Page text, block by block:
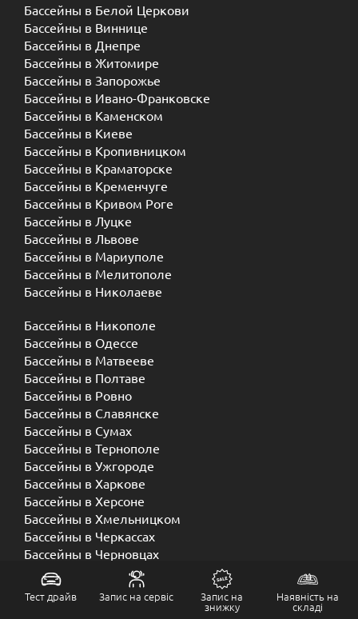
Бассейны в Белой Церкови
Бассейны в Виннице
Бассейны в Днепре
Бассейны в Житомире
Бассейны в Запорожье
Бассейны в Ивано-Франковске
Бассейны в Каменском
Бассейны в Киеве
Бассейны в Кропивницком
Бассейны в Краматорске
Бассейны в Кременчуге
Бассейны в Кривом Роге
Бассейны в Луцке
Бассейны в Львове
Бассейны в Мариуполе
Бассейны в Мелитополе
Бассейны в Николаеве
Бассейны в Никополе
Бассейны в Одессе
Бассейны в Матвееве
Бассейны в Полтаве
Бассейны в Ровно
Бассейны в Славянске
Бассейны в Сумах
Бассейны в Тернополе
Бассейны в Ужгороде
Бассейны в Харкове
Бассейны в Херсоне
Бассейны в Хмельницком
Бассейны в Черкассах
Бассейны в Черновцах
Бассейны в Чернигове
Тест драйв Запис на сервіс Запис на
знижку
Наявність на
складі